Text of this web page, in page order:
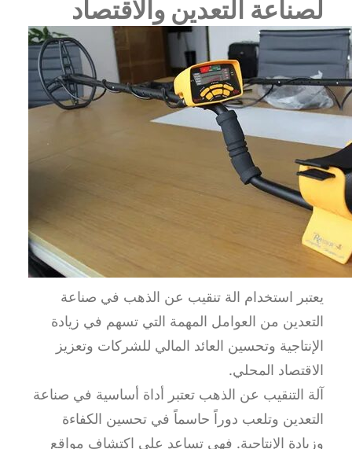
لصناعة التعدين والاقتصاد
يعتبر استخدام الة تنقيب عن الذهب في صناعة
التعدين من العوامل المهمة التي تسهم في زيادة
الإنتاجية وتحسين العائد المالي للشركات وتعزيز
الاقتصاد المحلي.
آلة التنقيب عن الذهب تعتبر أداة أساسية في صناعة
التعدين وتلعب دوراً حاسماً في تحسين الكفاءة
وزيادة الإنتاجية. فهي تساعد على اكتشاف مواقع